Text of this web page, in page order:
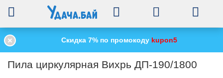
Главная Электроинструменты/ Циркулярные пилы/ Пила
Пила циркулярная Вихрь ДП-190/1800
Скидка 7% по промокоду kupon5